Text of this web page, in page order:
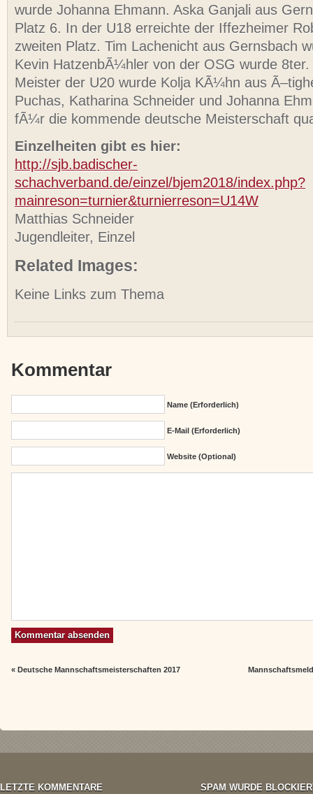
wurde Johanna Ehmann. Aska Ganjali aus
Platz 6. In der U18 erreichte der Iffezheimer
zweiten Platz. Tim Lachenicht aus Gernsbach
Kevin HatzenbÃ¼hler von der OSG wurde 8ter.
Meister der U20 wurde Kolja KÃ¼hn aus
Puchas, Katharina Schneider und Johanna
fÃ¼r die kommende deutsche Meisterschaft
Einzelheiten gibt es hier:
http://sjb.badischer-
schachverband.de/einzel/bjem2018/index.php?
mainreson=turnier&turnierreson=U14W
Matthias Schneider
Jugendleiter, Einzel
Related Images:
Keine Links zum Thema
Kommentar
Name (erforderlich)
E-Mail (erforderlich)
Website (Optional)
« Deutsche Mannschaftsmeisterschaften 2017
LETZTE KOMMENTARE SPAM WURDE